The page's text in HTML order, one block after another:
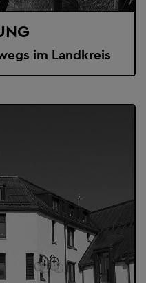
im Landkreis